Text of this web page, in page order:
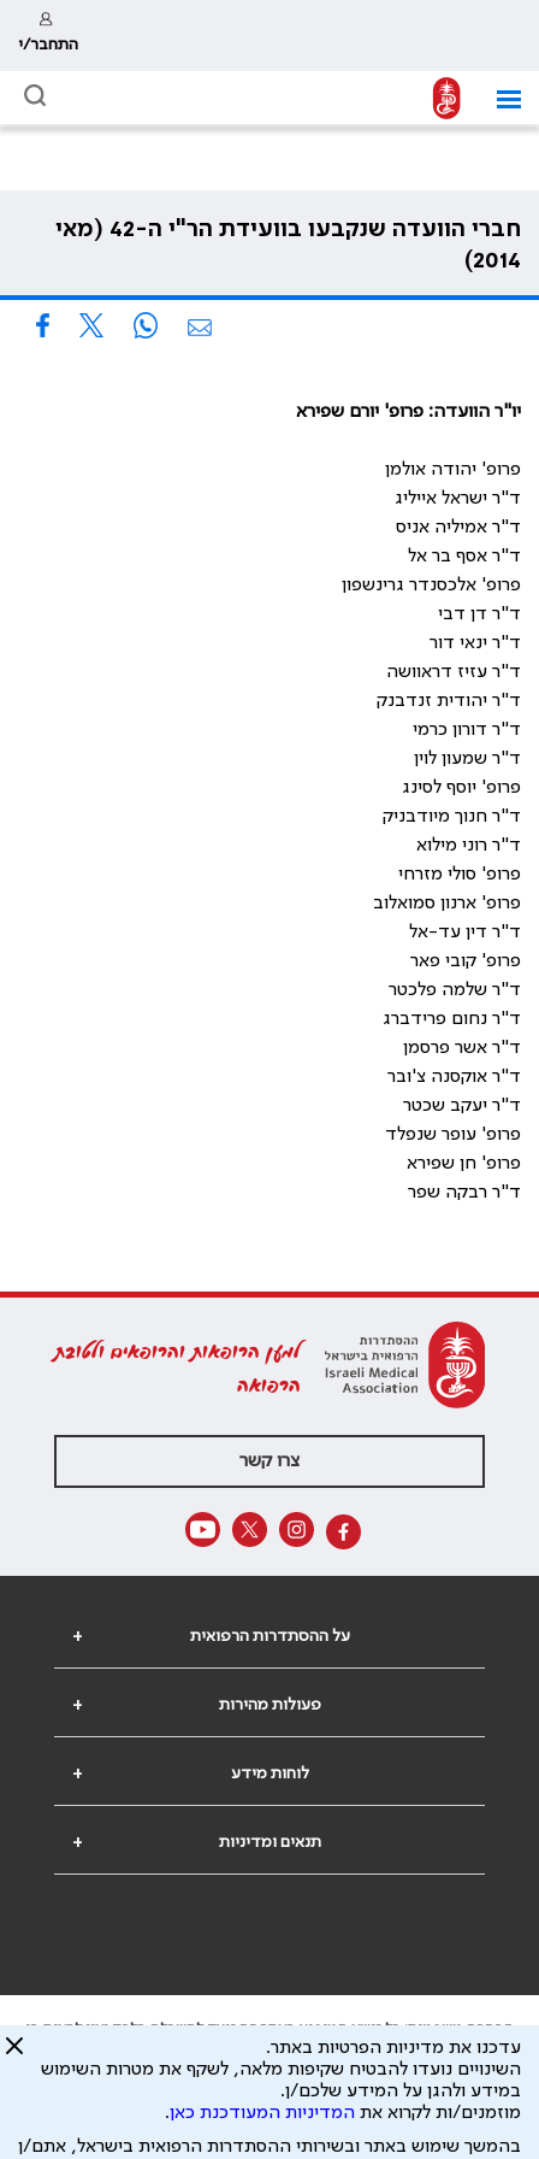
התחבר/י
חברי הוועדה שנקבעו בוועידת הר"י ה-42 (מאי
2014)
יו"ר הוועדה: פרופ' יורם שפירא
פרופ' יהודה אולמן
ד"ר ישראל אייליג
ד"ר אמיליה אניס
ד"ר אסף בר אל
פרופ' אלכסנדר גרינשפון
ד"ר דן דבי
ד"ר ינאי דור
ד"ר עזיז דראוושה
ד"ר יהודית זנדבנק
ד"ר דורון כרמי
ד"ר שמעון לוין
פרופ' יוסף לסינג
ד"ר חנוך מיודבניק
ד"ר רוני מילוא
פרופ' סולי מזרחי
פרופ' ארנון סמואלוב
ד"ר דין עד-אל
פרופ' קובי פאר
ד"ר שלמה פלכטר
ד"ר נחום פרידברג
ד"ר אשר פרסמן
ד"ר אוקסנה צ'ובר
ד"ר יעקב שכטר
פרופ' עופר שנפלד
פרופ' חן שפירא
ד"ר רבקה שפר
למען הרופאות והרופאים ולטובת
הרפואה
צרו קשר
+ על ההסתדרות הרפואית
+ פעולות מהירות
+ לוחות מידע
+ תנאים ומדיניות
הבהרה משפטית: כל נושא המופיע באתר זה נועד להשכלה בלבד ואין לראות בו
ייעוץ רפואי או משפטי. אין הר"י אחראית לתוכן המתפרסם באתר זה ולכל נזק
שעלול להיגרם.
ידוע לי שהר"י אוספת ושומרת מידע אישי לצורך מתן השרות וכי חלק ממנו עשוי
להיות מועבר לצדדים שלישיים, הכל בכפוף ל מדיניות הפרטיות
כל הזכויות על המידע באתר שייכות להסתדרות הרפואית בישראל.
עדכנו את מדיניות הפרטיות באתר.
השינויים נועדו להבטיח שקיפות מלאה, לשקף את מטרות השימוש
במידע ולהגן על המידע שלכם/ן.
מוזמנים/ות לקרוא את המדיניות המעודכנת כאן.
בהמשך שימוש באתר ובשירותי ההסתדרות הרפואית בישראל, אתם/ן